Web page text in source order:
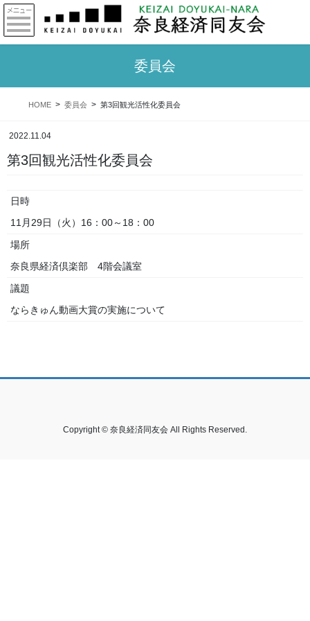
委員会
HOME 委員会 第3回観光活性化委員会
2022.11.04
第3回観光活性化委員会
日時
11月29日（火）16：00～18：00
場所
奈良県経済倶楽部 4階会議室
議題
ならきゅん動画大賞の実施について
Copyright © 奈良経済同友会 All Rights Reserved.